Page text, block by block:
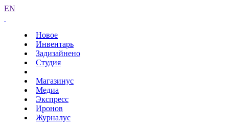
EN
Новое
Инвентарь
Задизайнено
Студия
Магазинус
Медиа
Экспресс
Иронов
Журналус